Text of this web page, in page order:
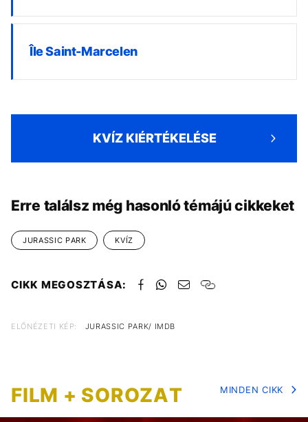
Île Saint-Marcelen
KVÍZ KIÉRTÉKELÉSE
Erre találsz még hasonló témájú cikkeket
JURASSIC PARK KVÍZ
CIKK MEGOSZTÁSA:
ELŐNÉZETI KÉP: JURASSIC PARK/ IMDB
FILM + SOROZAT MINDEN CIKK